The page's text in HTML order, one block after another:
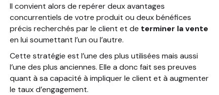
Il convient alors de repérer deux avantages
concurrentiels de votre produit ou deux bénéfices
précis recherchés par le client et de terminer la vente
en lui soumettant l’un ou l’autre.
Cette stratégie est l’une des plus utilisées mais aussi
l’une des plus anciennes. Elle a donc fait ses preuves
quant à sa capacité à impliquer le client et à augmenter
le taux d’engagement.